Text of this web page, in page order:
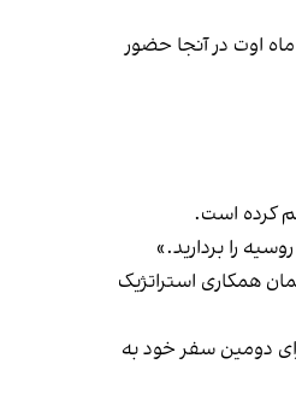
اوت در آنجا حضور
کرده است.
را بردارید.»
همکاری استراتژیک
دومین سفر خود به